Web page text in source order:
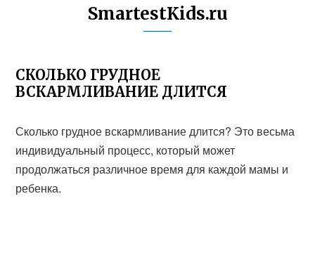
SmartestKids.ru
СКОЛЬКО ГРУДНОЕ
ВСКАРМЛИВАНИЕ ДЛИТСЯ
Сколько грудное вскармливание длится? Это весьма
индивидуальный процесс, который может
продолжаться различное время для каждой мамы и
ребенка.